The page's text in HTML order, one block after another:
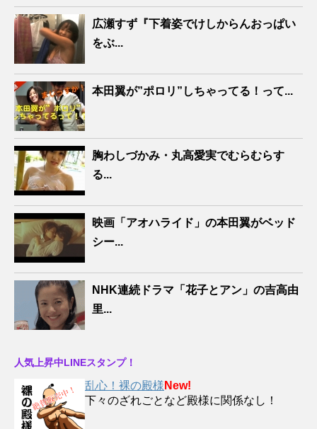
広瀬すず『下着姿でけしからんおっぱい
をぶ...
本田翼が”ポロリ”しちゃってる！って...
胸わしづかみ・丸高愛実でむらむらす
る...
映画「アオハライド」の本田翼がベッド
シー...
NHK連続ドラマ「花子とアン」の吉高由
里...
人気上昇中LINEスタンプ！
乱心！裸の殿様 New!
下々のざれごとなど殿様に関係なし！